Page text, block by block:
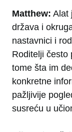
Matthew: Alat
država i
nastavnici i
Roditelji često
tome šta im
konkretne
pažljivije
susreću u